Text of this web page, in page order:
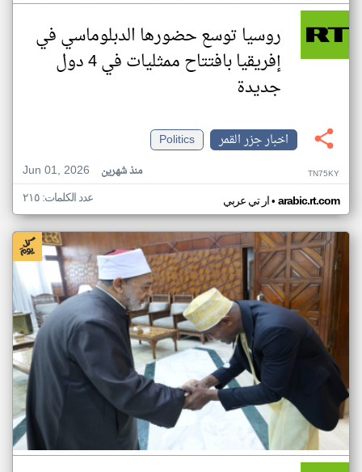
روسيا توسع حضورها الدبلوماسي في
إفريقيا بافتتاح ممثليات في 4 دول
جديدة
اخبار جزر القمر
Politics
Jun 01, 2026
منذ شهرين TN75KY
ار تي عربي• arabic.rt.com عدد الكلمات: ٢١٥